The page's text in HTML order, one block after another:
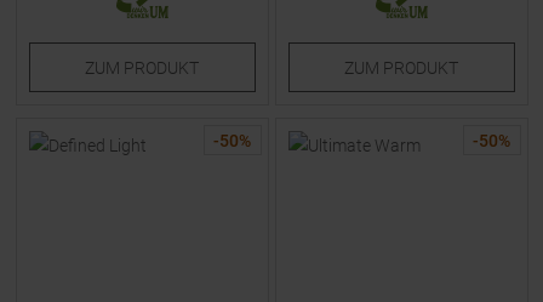
ZUM PRODUKT ZUM PRODUKT
-50% -50%